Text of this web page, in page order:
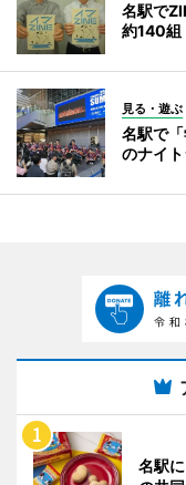
名駅で
約140組
見る・遊ぶ
名駅で
のナイ
名駅